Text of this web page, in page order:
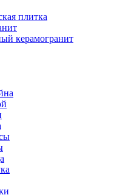
плитка
керамогранит